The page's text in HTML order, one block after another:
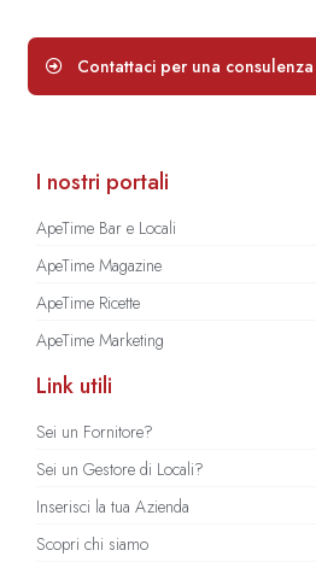
Contattaci per una consulenza
I nostri portali
ApeTime Bar e Locali
ApeTime Magazine
ApeTime Ricette
ApeTime Marketing
Link utili
Sei un Fornitore?
Sei un Gestore di Locali?
Inserisci la tua Azienda
Scopri chi siamo